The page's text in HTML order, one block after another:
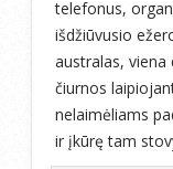
telefonus,
išdžiūvusio
australas,
čiurnos
nelaimėliams
ir įkūrę tam